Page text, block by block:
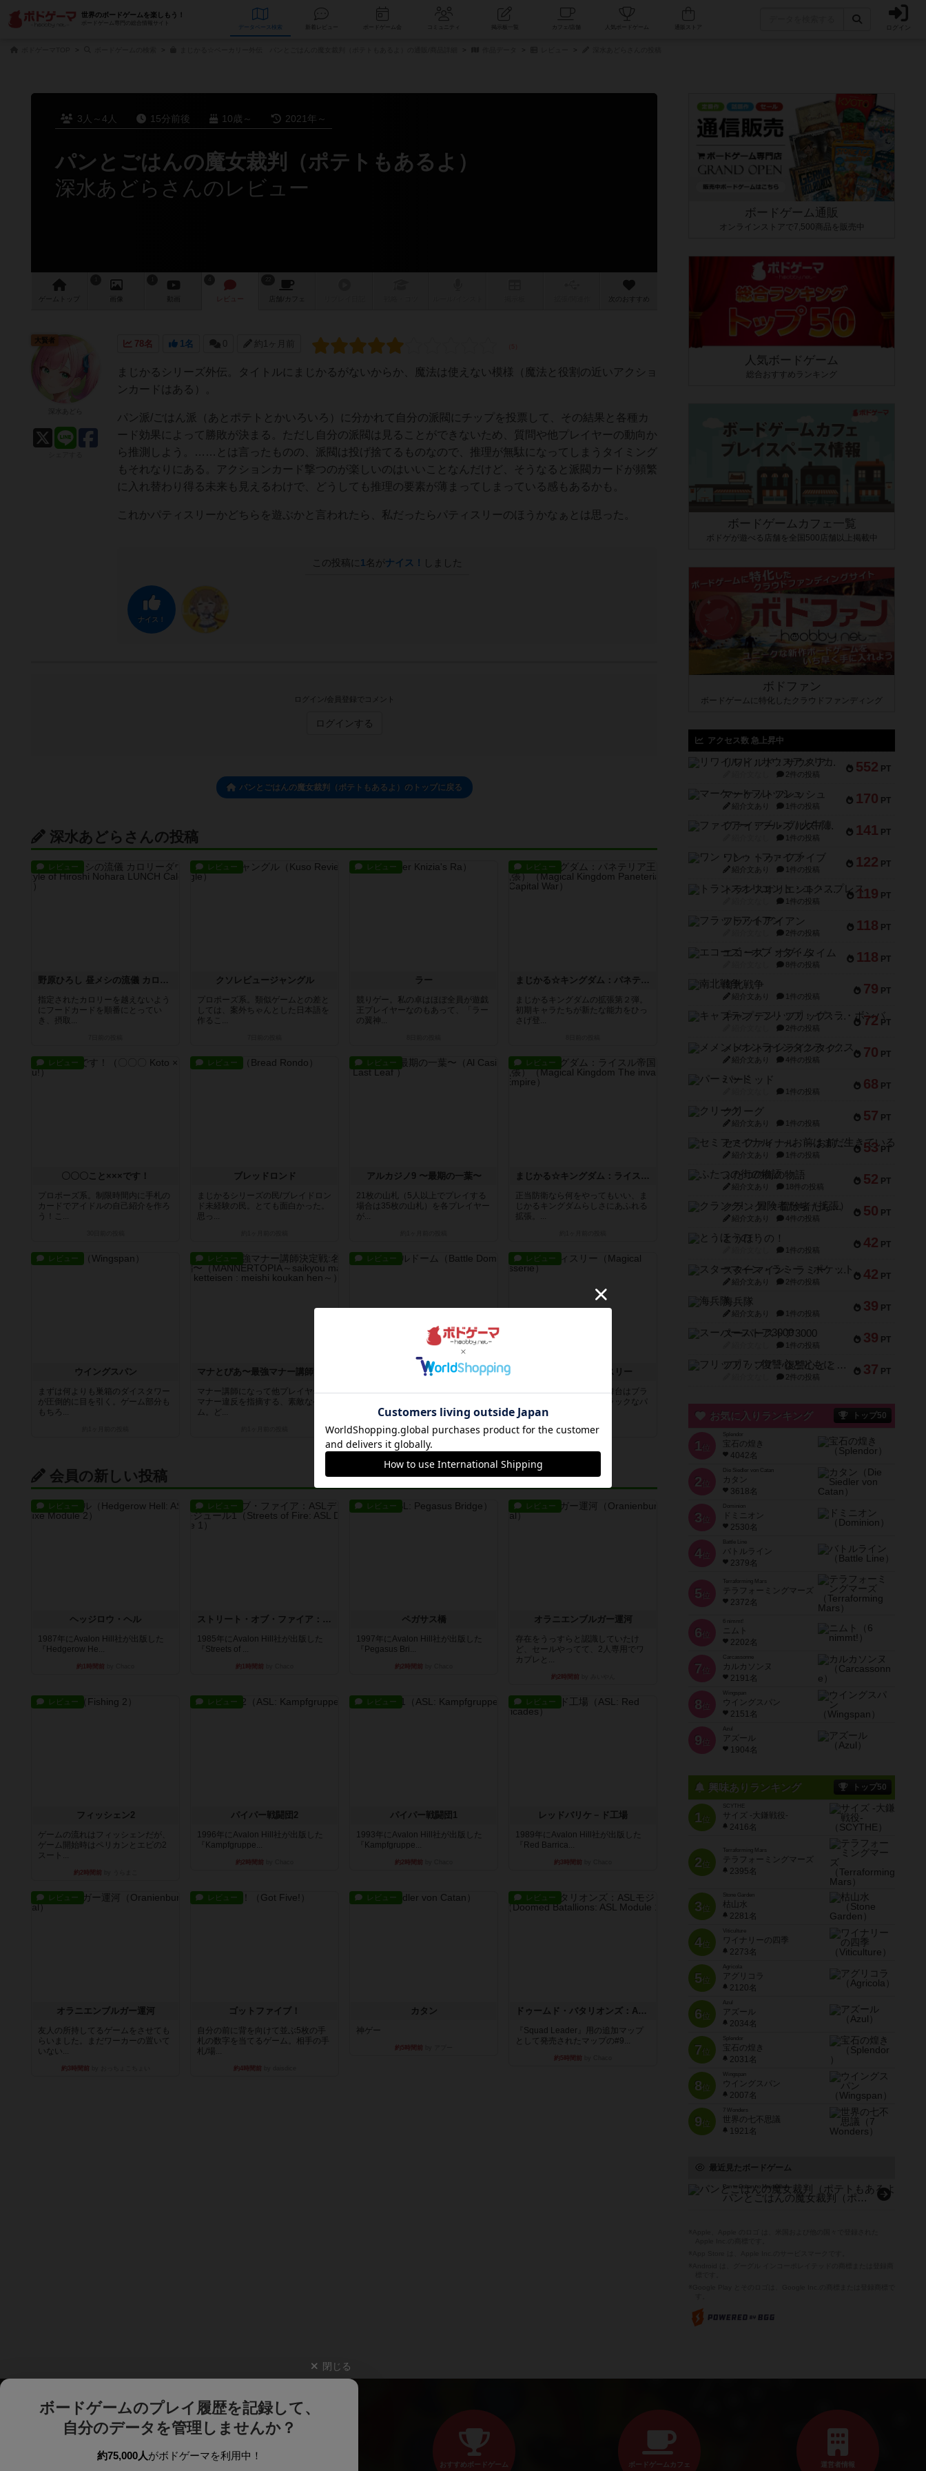
世界のボードゲームを楽しもう！
ボードゲーム専門の総合情報サイト
データベース コミュニティ 人気ボードゲーム ログイン
3人～4人 15分前後 10歳～ 2021年～
パンとごはんの魔女裁判（ポテトもあるよ）
深水あどらさんのレビュー
ゲーム 画像 レビュー 店舗/ カフェ 次のおすすめ
78名 1名 0 約1ヶ月前
まじかるシリーズ外伝。タイトルにまじかるがないからか、魔法は使えない模様（魔法と役割の近いアクショ
ンカードはある）。
パン派/ごはん派（あとポテトとかいろいろ）に分かれて自分の派閥にチップを投票して、その結果と各種カ
ード効果によって勝敗が決まる。ただし自分の派閥は見ることができないため、質問や他プレイヤーの動向か
ら推測しよう。……とは言ったものの、派閥は投げ捨てるものなので、推理が無駄になってしまうタイミング
もそれなりにある。アクションカード撃つのが楽しいのはいいことなんだけど、そうなると派閥カードが頻繁
に入れ替わり得る未来も見えるわけで、どうしても推理の要素が薄まってしまっている感もあるかも。
これかパティスリーかどちらを遊ぶかと言われたら、私だったらパティスリーのほうかなぁとは思った。
この投稿に 1 名がナイス！ しました
ナイス！
大賢者
ログイン/会員登録でコメント
ログインする
パンとごはんの魔女裁判（ポテトもあるよ）のトップに戻る
深水あどらさんの投稿
レビュー
野原ひろし 昼メシの流儀 カロリーダウト!
指定されたカロリーを越えないよう
にフードカードを順番にとってい
き、摂取...
レビュー
クソレビュージャングル
プロポーズ系。類似ゲームとの差と
しては、案外ちゃんとした日本語を
作るこ...
レビュー
ラー
競りゲー。私の卓はほぼ全員が遊戯
王プレイヤーなのもあって、「ラー
の翼神...
レビュー
まじかる☆キングダム：パネテリア王都争乱（拡張）
まじかるキングダムの拡張第２弾。
初期キャラたちが新たな能力をひっ
さげ登...
レビュー
〇〇〇こと×××です！
プロポーズ系。制限時間内に手札の
カードでアイドルの自己紹介を作ろ
う！こ...
レビュー
ブレッドロンド
まじかるシリーズの民/ブレイドロン
ド未経験の民。とても面白かった。
思っ...
レビュー
アルカジノ9 〜最期の一葉〜
21枚の山札（5人以上でプレイする
場合は35枚の山札）を各プレイヤー
が...
レビュー
まじかる☆キングダム：ライスル帝国侵攻（拡張）
正当防衛なら何をやってもいい、ま
じかるキングダムらしさにあふれる
拡張。...
レビュー
ウイングスパン
まずは何よりも巣箱のダイスタワー
が圧倒的に目を引く。ゲーム部分も
もちろ...
レビュー
マナー講師になって他プレイヤーの
マナー違反を指摘する、素敵なゲー
ム。ど...
レビュー
アメリカンバトルドーム
基本的に戦略も何もなく、ひたすら
音はう...
約1ヶ月前 の投稿
レビュー
まじかる☆パティスリー
まじかるシリーズ外伝。舞台はブラ
ックなパン屋ではなくブラックなパ
ティス...
約1ヶ月前の投稿
会員の新しい投稿
レビュー
ヘッジロウ・ヘル
1987年にAvalon Hill社が出版した
『Hedgerow He...
約1時間前
レビュー
ストリート・オブ・ファイア：ASLデラックスモジュール1
1985年にAvalon Hill社が出版した
『Streets of ...
約1時間前
レビュー
ペガサス橋
1997年にAvalon Hill社が出版した
『Pegasus Bri...
約2時間前
レビュー
オラニエンブルガー運河
存在をうっすらと認識していたけ
ど、セールやってて、2人専用でワ
カプレと...
約2時間前
レビュー
フィッシェン2
ゲームの流れはフィッシェンだが、
ゲーム開始時はペリカンとエビの2
スート...
約2時間前
レビュー
パイパー戦闘団2
1996年にAvalon Hill社が出版した
『Kampfgruppe...
約2時間前
レビュー
パイパー戦闘団1
1993年にAvalon Hill社が出版した
『Kampfgruppe...
約2時間前
レビュー
レッドバリケ－ド工場
1989年にAvalon Hill社が出版した
『Red Barrica...
約3時間前
レビュー
オラニエンブルガー運河
友人の所持してるゲームをさせても
らいました。まだワーカーの置いて
いない...
約3時間前
レビュー
ゴットファイブ！
自分の前に背を向けて並ぶ5枚の手
札の数字を当てるゲーム。相手の手
札/場...
約4時間前
レビュー
カタン
神ゲー
約5時間前
レビュー
ドゥームド・バタリオンズ：ASLモジュール11
『Squad Leader』用の追加マップ
として発売されたマップの#9...
約5時間前
ボードゲーム通販
オンラインストアで7,500商品を販売中
人気ボードゲーム
総合おすすめランキング
ボードゲームカフェ一覧
ボドゲが遊べる店舗を全国500店舗以上掲載中
ボドファン
ボードゲームに特化したクラウドファンディング
アクセス数 急上昇中
552 PT
リワイルド：サウスアメリカ
2件の投稿
170 PT
マーケットフレッシュ
紹介文あり 1件の投稿
141 PT
ファイアー・ブルズ / 火牛陣
1件の投稿
122 PT
ワン・トゥ・ファイブ
紹介文あり 1件の投稿
119 PT
トランスオリエント・エクスプレス
1件の投稿
118 PT
フラットアイアン
2件の投稿
118 PT
エコーズ・オブ・タイム
8件の投稿
79 PT
南北戦争
紹介文あり 1件の投稿
72 PT
キャプテン・フリップ：イスラ・ボンバ
2件の投稿
70 PT
メメントオンラインタクティクス
紹介文あり 4件の投稿
68 PT
パーミッド
1件の投稿
57 PT
クリーグ
紹介文あり 1件の投稿
53 PT
セミファイナル ～お前はまだ生きている～
紹介文あり 1件の投稿
52 PT
ふたつの街の物語
紹介文あり 18件の投稿
50 PT
クランク! ：冒険者たち（拡張）
紹介文あり 4件の投稿
42 PT
とうほうの！
1件の投稿
42 PT
スターマイン・ラミー ポケット
紹介文あり 2件の投稿
39 PT
海兵隊
紹介文あり 1件の投稿
39 PT
スーパーストア3000
1件の投稿
37 PT
フリップ７：復讐心とともに
2件の投稿
お気に入りランキング トップ50
1 位
宝石の煌き
4042名
2 位
Die Siedler von Catan
カタン
3618名
3 位
ドミニオン
2530名
4位
Battle Line
バトルライン
2379名
5 位
Terraforming Mars
テラフォーミングマーズ
2372名
6 位
ニムト
2202名
7 位
Carcassonne
カルカソンヌ
2191名
8 位
Wingspan
ウイングスパン
2151名
9 位
Azul
アズール
1904名
興味ありランキング トップ50
1位
SCYTHE
サイズ -大鎌戦役-
2416名
2位
Terraforming Mars
テラフォーミングマーズ
2395名
3位
Stone Garden
枯山水
2281名
4位
Viticulture
ワイナリーの四季
2273名
5位
Agricola
アグリコラ
2120名
6位
Azul
アズール
2034名
7位
宝石の煌き
2031名
8位
Wingspan
ウイングスパン
2007名
9位
7 Wonders
世界の七不思議
1921名
最近見たボードゲーム
Pan to Gohan no Majosaiban
パンとごはんの魔女裁判（ポテトもあるよ）
閉じる
ボードゲームのプレイ履歴を記録して、
自分のデータを管理しませんか？
約75,000人がボドゲーマを利用中！
おすすめボードゲーム ボードゲームカフェ 運営者情報